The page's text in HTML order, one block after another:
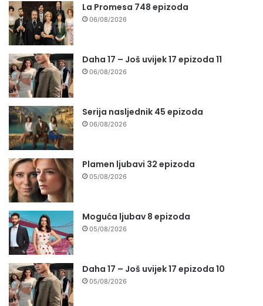
La Promesa 748 epizoda
06/08/2026
Daha 17 – Još uvijek 17 epizoda 11
06/08/2026
Serija nasljednik 45 epizoda
06/08/2026
Plamen ljubavi 32 epizoda
05/08/2026
Moguća ljubav 8 epizoda
05/08/2026
Daha 17 – Još uvijek 17 epizoda 10
05/08/2026